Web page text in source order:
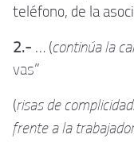
teléfono, de la
2.- … (continúa la
vas"
(risas de
frente a la